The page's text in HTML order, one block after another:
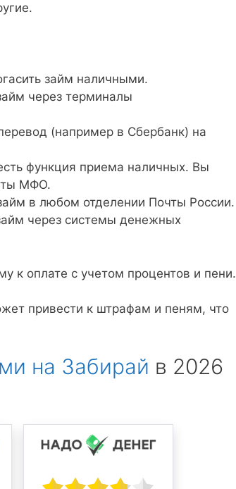
займ наличными.
через терминалы
(например в Сбербанк) на
функция приема наличных. Вы
МФО.
в любом отделении Почты России.
через системы денежных
к оплате с учетом процентов и пени.
привести к штрафам и пеням, что
на Забирай в 2026